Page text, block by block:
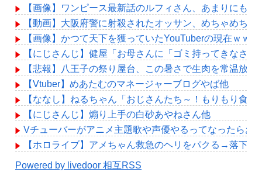
【画像】ワンピース最新話のルフィさん、あまりにも
【動画】大阪府警に射殺されたオッサン、めちゃめちゃ
【画像】かつて天下を獲っていたYouTuberの現在ｗｗ
【にじさんじ】健屋「お母さんに「ゴミ持ってきなさ
【悲報】八王子の祭り屋台、この暑さで生肉を常温放
【Vtuber】めあたむのマネージャーブログやば他
【ななし】ねるちゃん「おじさんたち～！もりもり食
【にじさんじ】煽り上手の白砂あやねさん他
Vチューバーがアニメ主題歌や声優やるってなったら
【ホロライブ】アメちゃん救急のヘリをパクる→落下【
Powered by livedoor 相互RSS